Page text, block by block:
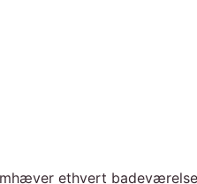
ethvert